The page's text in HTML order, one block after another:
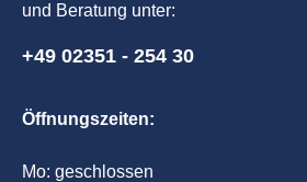
und Beratung unter:
+49 02351 - 254 30
Öffnungszeiten:
Mo: geschlossen